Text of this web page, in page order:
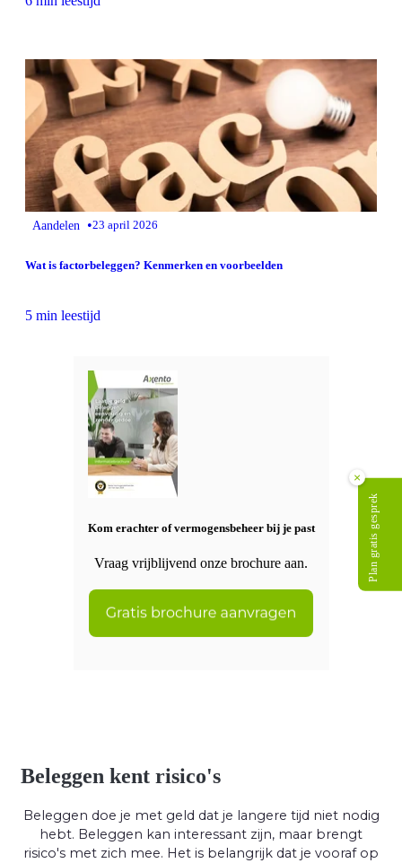
Aandelen •23 april 2026
Wat is factorbeleggen? Kenmerken en voorbeelden
5 min leestijd
Kom erachter of vermogensbeheer bij je past
Vraag vrijblijvend onze brochure aan.
Beleggen kent risico's
Beleggen doe je met geld dat je langere tijd niet nodig
hebt. Beleggen kan interessant zijn, maar brengt
risico's met zich mee. Het is belangrijk dat je vooraf op
×
Plan gratis gesprek